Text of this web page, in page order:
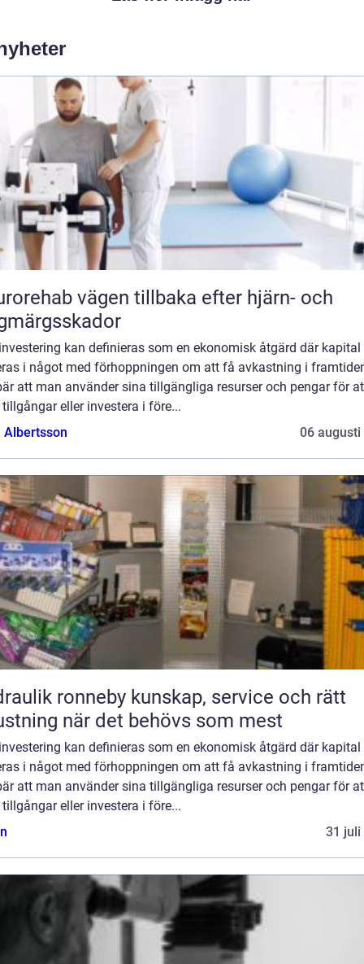
tillbaka efter hjärn- och
kan definieras som en ekonomisk åtgärd där kapital
i något med förhoppningen om att få avkastning i
att man använder sina tillgängliga resurser och pengar för
eller investera i före...
Albertsson
06 augusti
ronneby kunskap, service och rätt
när det behövs som mest
kan definieras som en ekonomisk åtgärd där kapital
i något med förhoppningen om att få avkastning i
att man använder sina tillgängliga resurser och pengar för
eller investera i före...
31 juli